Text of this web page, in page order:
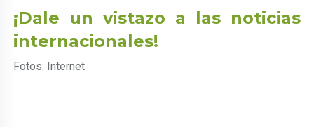
¡Dale un vistazo a las noticias
internacionales!
Fotos: Internet